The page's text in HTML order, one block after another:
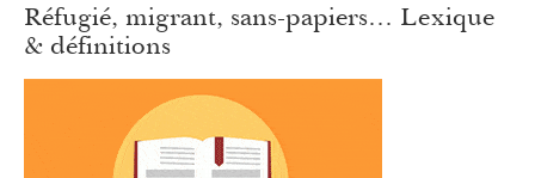
Réfugié, migrant, sans-papiers… Lexique
& définitions